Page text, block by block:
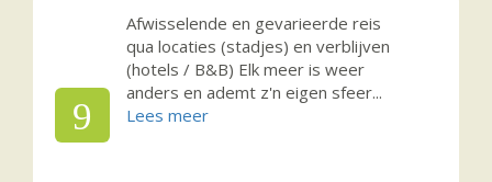
9
Afwisselende en gevarieerde reis
qua locaties (stadjes) en verblijven
(hotels / B&B) Elk meer is weer
anders en ademt z'n eigen sfeer...